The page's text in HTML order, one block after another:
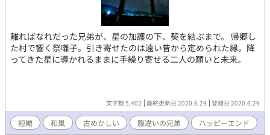
離ればなれだった兄弟が、星の加護の下、契を結ぶまで。 帰郷し
た村で響く祭囃子。引き寄せたのは遠い昔から定められた縁。降
ってきた星に導かれるままに手繰り寄せる二人の願いと未来。
文字数 5,402 最終更新日 2020.6.29 登録日 2020.6.29
短編 和風 古めかしい 腹違いの兄弟 ハッピーエンド